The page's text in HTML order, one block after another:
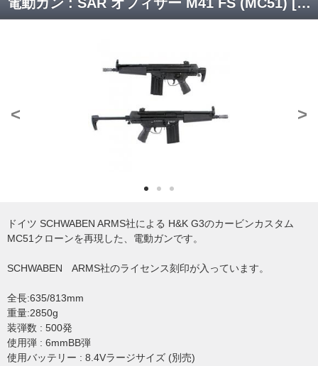
< >
ドイツ SCHWABEN ARMS社による H&K G3のカービンカスタム
MC51クローンを再現した、電動ガンです。
SCHWABEN ARMS社のライセンス刻印が入っています。
全長:635/813mm
重量:2850g
装弾数 : 500発
使用弾 : 6mmBB弾
使用バッテリー : 8.4Vラージサイズ (別売)